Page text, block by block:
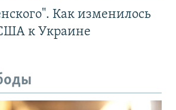
Как изменилось
к Украине